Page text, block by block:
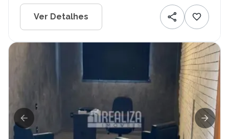
Ver Detalhes